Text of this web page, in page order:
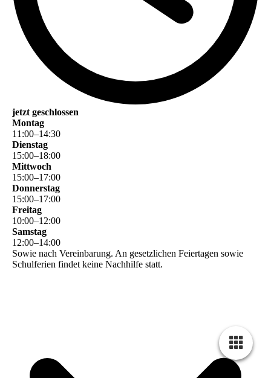
jetzt geschlossen
Montag
11:00–14:30
Dienstag
15:00–18:00
Mittwoch
15:00–17:00
Donnerstag
15:00–17:00
Freitag
10:00–12:00
Samstag
12:00–14:00
Sowie nach Vereinbarung. An gesetzlichen Feiertagen sowie
Schulferien findet keine Nachhilfe statt.